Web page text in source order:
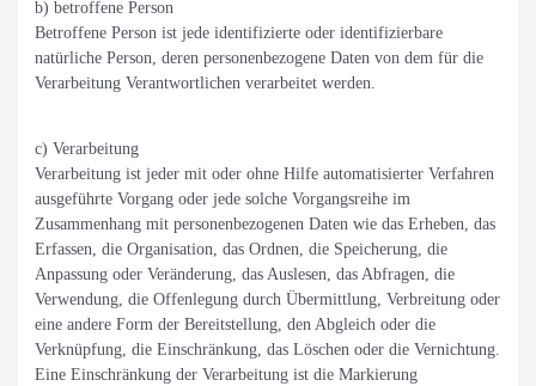
b) betroffene Person
Betroffene Person ist jede identifizierte oder identifizierbare
natürliche Person, deren personenbezogene Daten von dem für die
Verarbeitung Verantwortlichen verarbeitet werden.
c) Verarbeitung
Verarbeitung ist jeder mit oder ohne Hilfe automatisierter Verfahren
ausgeführte Vorgang oder jede solche Vorgangsreihe im
Zusammenhang mit personenbezogenen Daten wie das Erheben, das
Erfassen, die Organisation, das Ordnen, die Speicherung, die
Anpassung oder Veränderung, das Auslesen, das Abfragen, die
Verwendung, die Offenlegung durch Übermittlung, Verbreitung oder
eine andere Form der Bereitstellung, den Abgleich oder die
Verknüpfung, die Einschränkung, das Löschen oder die Vernichtung.
Eine Einschränkung der Verarbeitung ist die Markierung